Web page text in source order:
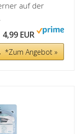
auf der
4,99 EUR
*Zum Angebot »